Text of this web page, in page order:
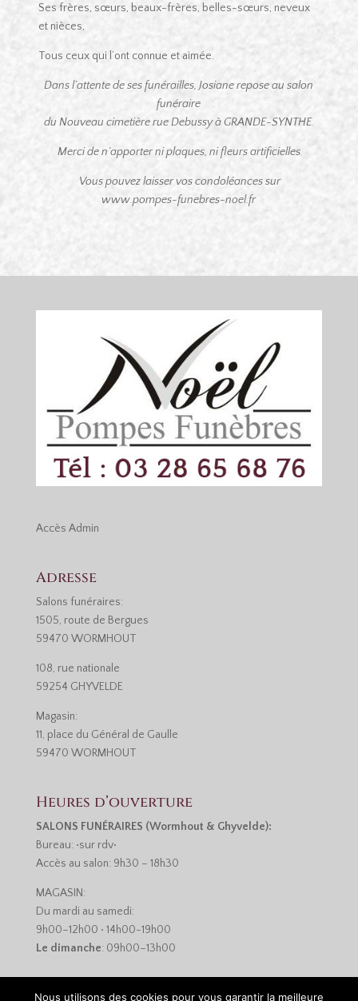
Ses frères, sœurs, beaux-frères, belles-sœurs, neveux
et nièces,
Tous ceux qui l’ont connue et aimée.
Dans l’attente de ses funérailles, Josiane repose au salon
funéraire
du Nouveau cimetière rue Debussy à GRANDE-SYNTHE.
Merci de n’apporter ni plaques, ni fleurs artificielles.
Vous pouvez laisser vos condoléances sur
www.pompes-funebres-noel.fr
Accès Admin
Adresse
Salons funéraires:
1505, route de Bergues
59470 WORMHOUT
108, rue nationale
59254 GHYVELDE
Magasin:
11, place du Général de Gaulle
59470 WORMHOUT
Heures d’ouverture
SALONS FUNÉRAIRES (Wormhout & Ghyvelde):
Bureau: •sur rdv•
Accès au salon: 9h30 – 18h30
MAGASIN:
Du mardi au samedi:
9h00–12h00 • 14h00-19h00
Le dimanche: 09h00–13h00
Nous utilisons des cookies pour vous garantir la meilleure